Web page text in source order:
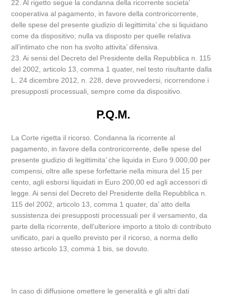
22. Al rigetto segue la condanna della ricorrente societa’
cooperativa al pagamento, in favore della controricorrente,
delle spese del presente giudizio di legittimita’ che si liquidano
come da dispositivo; nulla va disposto per quelle relativa
all’intimato che non ha svolto attivita’ difensiva.
23. Ai sensi del Decreto del Presidente della Repubblica n. 115
del 2002, articolo 13, comma 1 quater, nel testo risultante dalla
L. 24 dicembre 2012, n. 228, deve provvedersi, ricorrendone i
presupposti processuali, sempre come da dispositivo.
P.Q.M.
La Corte rigetta il ricorso. Condanna la ricorrente al
pagamento, in favore della controricorrente, delle spese del
presente giudizio di legittimita’ che liquida in Euro 9.000,00 per
compensi, oltre alle spese forfettarie nella misura del 15 per
cento, agli esborsi liquidati in Euro 200,00 ed agli accessori di
legge. Ai sensi del Decreto del Presidente della Repubblica n.
115 del 2002, articolo 13, comma 1 quater, da’ atto della
sussistenza dei presupposti processuali per il versamento, da
parte della ricorrente, dell’ulteriore importo a titolo di contributo
unificato, pari a quello previsto per il ricorso, a norma dello
stesso articolo 13, comma 1 bis, se dovuto.
In caso di diffusione omettere le generalità e gli altri dati